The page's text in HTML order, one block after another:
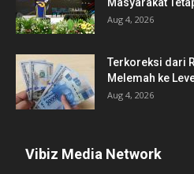
Masyarakat
Aug 4, 2026
Terkoreksi dari
Melemah ke
Aug 4, 2026
Vibiz Media Network